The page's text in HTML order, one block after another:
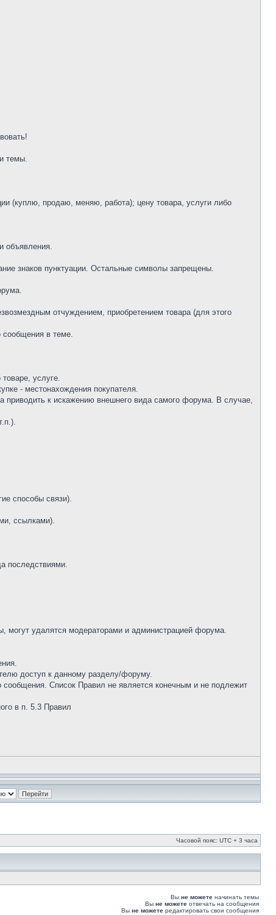
темы.
(куплю, продаю, меняю, работа); цену товара, услуги либо
объявления.
знаков пунктуации. Остальные символы запрещены.
отчуждением, приобретением товара (для этого
сообщения в теме.
услуге.
- местонахождения покупателя.
к искажению внешнего вида самого форума. В случае,
способы связи).
ссылками).
последствиями.
могут удалятся модераторами и администрацией форума.
доступ к данному разделу/форуму.
Список Правил не является конечным и не подлежит
в п. 5.3 Правил
Часовой пояс: UTC + 3 часа
Вы не можете начинать темы
Вы не можете отвечать на сообщения
Вы не можете редактировать свои сообщения